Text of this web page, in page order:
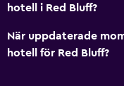
Kaffemaskin
Försäljningsautomat
hotell i Red Bluff?
När uppdaterade
hotell för Red Bluff?